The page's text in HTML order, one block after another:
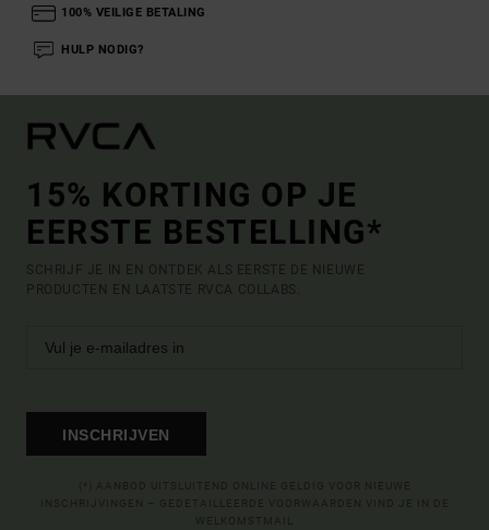
100% VEILIGE BETALING
HULP NODIG?
15% KORTING OP JE
EERSTE BESTELLING*
SCHRIJF JE IN EN ONTDEK ALS EERSTE DE NIEUWE
PRODUCTEN EN LAATSTE RVCA COLLABS.
INSCHRIJVEN